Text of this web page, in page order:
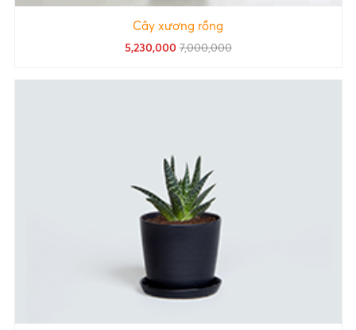
Cây xương rồng
5,230,000 7,000,000